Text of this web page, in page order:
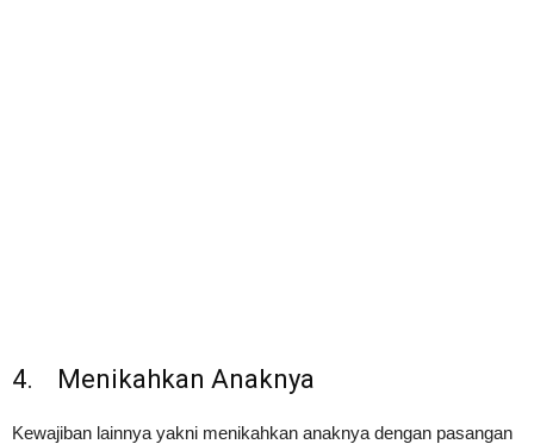
4. Menikahkan Anaknya
Kewajiban lainnya yakni menikahkan anaknya dengan pasangan